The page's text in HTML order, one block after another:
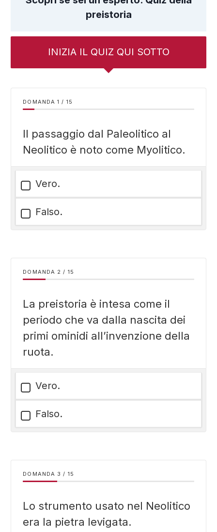
preistoria
INIZIA IL QUIZ QUI SOTTO
DOMANDA / 15
Il passaggio dal Paleolitico al
Neolitico è noto come Myolitico.
Vero.
Falso.
DOMANDA / 15
La preistoria è intesa come il
periodo che va dalla nascita dei
primi ominidi all’invenzione della
ruota.
Vero.
Falso.
DOMANDA / 15
Lo strumento usato nel Neolitico
era la pietra levigata.